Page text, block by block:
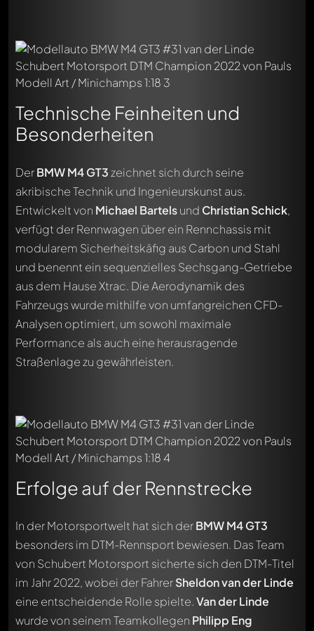
Technische Feinheiten und
Besonderheiten
DerBMW M4 GT3 zeichnet sich durch seine
akribische Technik und Ingenieurskunst aus.
Entwickelt von Michael Bartelsund Christian Schick,
verfügt der Rennwagen über ein Rennchassis mit
modularem Sicherheitskäfig aus Carbon und Stahl
und benennt ein sequenzielles Sechsgang-Getriebe
aus dem Hause Xtrac. Die Aerodynamik des
Fahrzeugs wurde mithilfe von umfangreichen CFD-
Analysen optimiert, um sowohl maximale
Performance als auch eine herausragende
Straßenlage zu gewährleisten.
Erfolge auf der Rennstrecke
In der Motorsportwelt hat sich derBMW M4 GT3
besonders im DTM-Rennsport bewiesen. Das Team
von Schubert Motorsport sicherte sich den DTM-Titel
im Jahr 2022, wobei der FahrerSheldon van der Linde
eine entscheidende Rolle spielte.Van der Linde
wurde von seinem Teamkollegen Philipp Eng